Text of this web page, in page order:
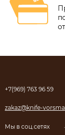
+7(969) 763 96 59
zakaz@knife-
Мы в соц.сетях